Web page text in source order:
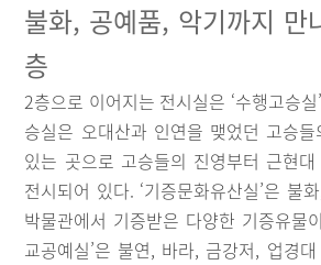
불화, 공예품, 악기까지 만
층
2층으로 이어지는 전시실은 ‘수행고승
승실은 오대산과 인연을 맺었던 고승
있는 곳으로 고승들의 진영부터 근현
전시되어 있다. ‘기증문화유산실’은 불
박물관에서 기증받은 다양한 기증유물
교공예실’은 불연, 바라, 금강저, 업경